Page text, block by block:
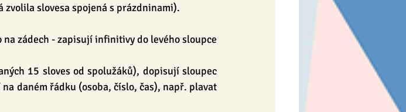
slovesa spojená s prázdninami).
zádech - zapisují infinitivy do levého sloupce
15 sloves od spolužáků), dopisují sloupec
daném řádku (osoba, číslo, čas), např. plavat